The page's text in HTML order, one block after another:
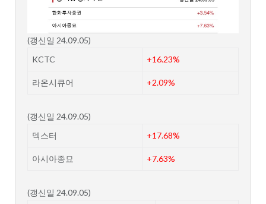
(갱신일 24.09.05)
KCTC
+16.23%
라온시큐어 +2.09%
(갱신일 24.09.05)
덱스터
+17.68%
아시아종묘 +7.63%
(갱신일 24.09.05)